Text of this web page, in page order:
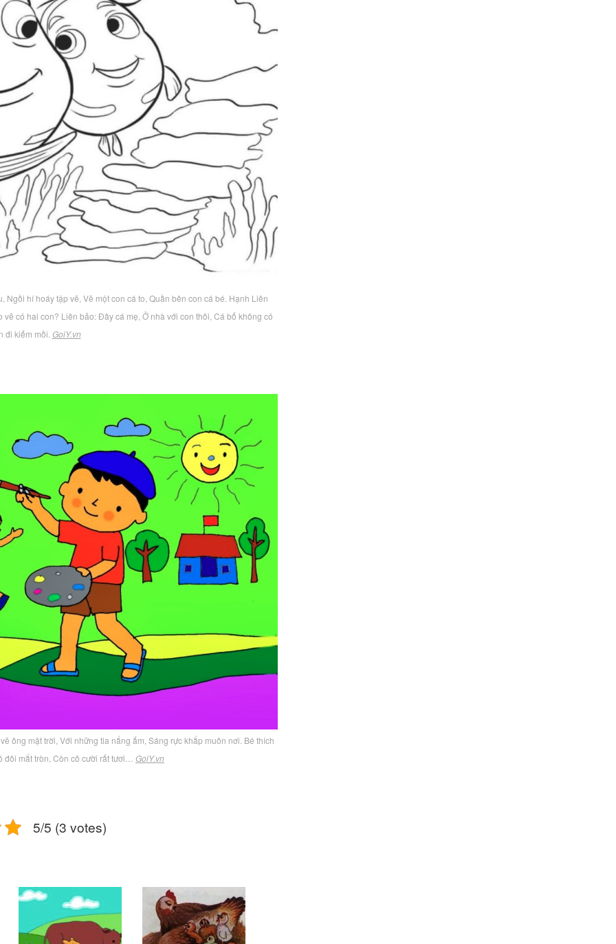
Ngồi hí hoáy tập vẽ, Vẽ một con cá to, Quần bên con cá bé. Hạnh Liên
có hai con? Liên bảo: Đây cá mẹ, Ở nhà với con thôi, Cá bố không có
đi kiếm mồi. GoiY.vn
ông mặt trời, Với những tia nắng ấm, Sáng rực khắp muôn nơi. Bé thích
mắt tròn, Còn cô cười rất tươi… GoiY.vn
5/5 (3 votes)